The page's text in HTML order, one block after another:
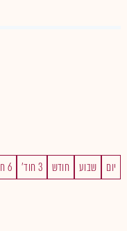
יום שבוע חודש 3 חוד' 6 חוד'